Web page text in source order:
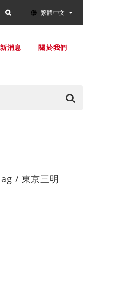
繁體中文
消息 關於我們
/ 東京三明